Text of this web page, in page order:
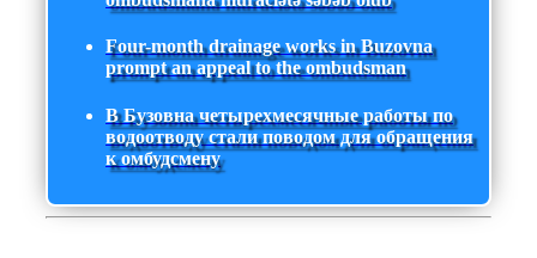
Four-month drainage works in Buzovna
prompt an appeal to the ombudsman
В Бузовна четырехмесячные работы по
водоотводу стали поводом для обращения
к омбудсмену